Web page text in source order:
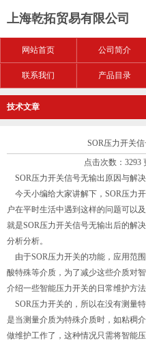
上海乾拓贸易有限公司
网站首页 公司简介
联系我们 产品目录
技术文章
SOR压力开关
点击次数：3293
SOR压力开关信号无输出原因与解决
今天小编给大家讲解下，SOR压力
户在平时生活中遇到这样的问题可以
就是SOR压力开关信号无输出后的解
分析分析。
由于SOR压力开关的功能，应用范
酸特殊等介质，为了减少这些介质对
介绍一些智能压力开关的日常维护方法
SOR压力开关的，所以在没有测量
是当测量介质为特殊介质时，如粘稠
做维护工作了，这种情况只需将智能